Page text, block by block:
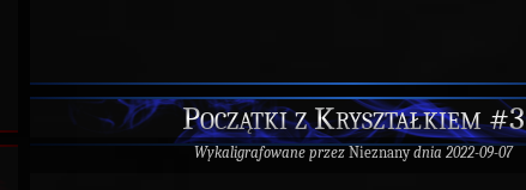
Początki z Kryształkiem #3
Wykaligrafowane przez Nieznanydnia 2022-09-07